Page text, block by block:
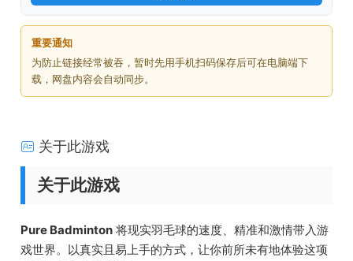
重要通知
为防止链接经常被吞，暂时先用手机扫码保存后可在电脑端下
载，网盘内容会自动同步。
关于此游戏
关于此游戏
Pure Badminton 将现实羽毛球的速度、精准和激情带入游
戏世界。以真实且易上手的方式，让你前所未有地体验这项